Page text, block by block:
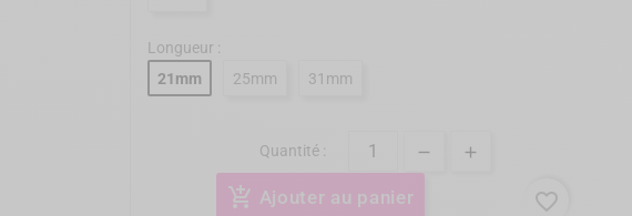
Longueur :
21mm
25mm 31mm
Quantité :
add_shopping_cart Ajouter au panier favorite_border